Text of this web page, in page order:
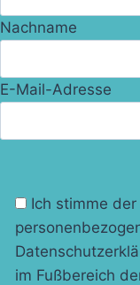
Nachname
E-Mail-Adresse
Ich stimme
im Fußbereich